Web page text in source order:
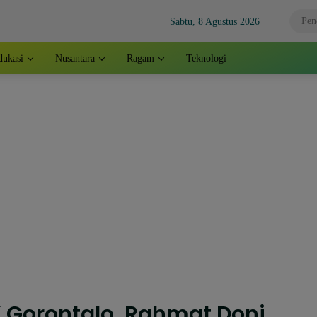
Sabtu, 8 Agustus 2026
Nusantara Ragam Teknologi